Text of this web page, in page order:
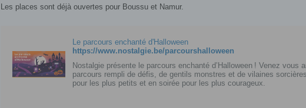
Les places sont déjà ouvertes pour Boussu et Namur.
Le parcours enchanté d'Halloween
https://www.nostalgie.be/parcourshalloween
Nostalgie présente le parcours enchanté d’Halloween ! Venez vous
parcours rempli de défis, de gentils monstres et de vilaines
pour les plus petits et en soirée pour les plus courageux.